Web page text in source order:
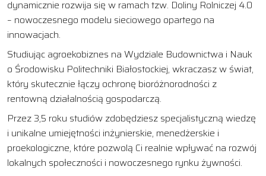
dynamicznie rozwija się w ramach tzw. Doliny Rolniczej 4.0
– nowoczesnego modelu sieciowego opartego na
innowacjach.
Studiując agroekobiznes na Wydziale Budownictwa i Nauk
o Środowisku Politechniki Białostockiej, wkraczasz w świat,
który skutecznie łączy ochronę bioróżnorodności z
rentowną działalnością gospodarczą.
Przez 3,5 roku studiów zdobędziesz specjalistyczną wiedzę
i unikalne umiejętności inżynierskie, menedżerskie i
proekologiczne, które pozwolą Ci realnie wpływać na rozwój
lokalnych społeczności i nowoczesnego rynku żywności.